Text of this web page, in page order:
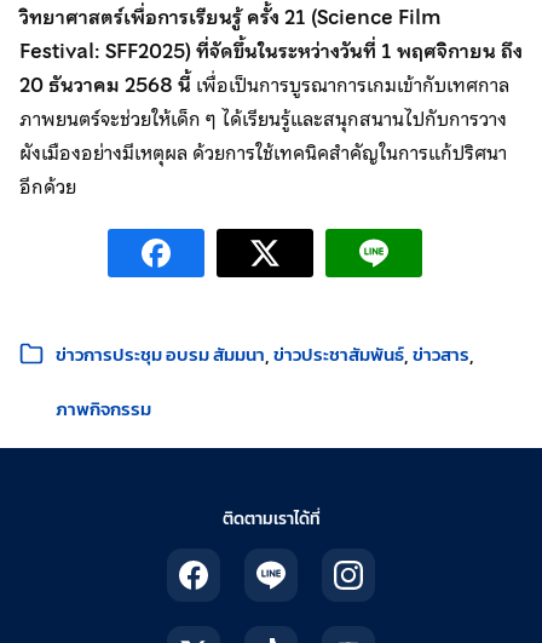
วิทยาศาสตร์เพื่อการเรียนรู้ ครั้ง 21 (Science Film
Festival: SFF2025) ที่จัดขึ้นในระหว่างวันที่ 1 พฤศจิกายน ถึง
20 ธันวาคม 2568 นี้เพื่อเป็นการบูรณาการเกมเข้ากับเทศกาล
ภาพยนตร์จะช่วยให้เด็ก ๆ ได้เรียนรู้และสนุกสนานไปกับการวาง
ผังเมืองอย่างมีเหตุผล ด้วยการใช้เทคนิคสำคัญในการแก้ปริศนา
อีกด้วย
หมวดหมู่:
ข่าวการประชุม อบรม สัมมนา ข่าวประชาสัมพันธ์ ข่าวสาร
ภาพกิจกรรม
ติดตามเราได้ที่